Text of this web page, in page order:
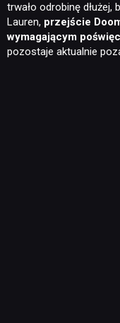
trwało odrobinę dłużej,
Lauren, przejście
wymagającym
pozostaje aktualnie